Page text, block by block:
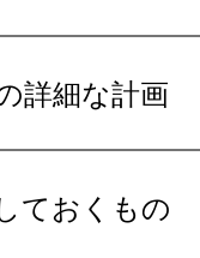
詳細な計画
ておくもの